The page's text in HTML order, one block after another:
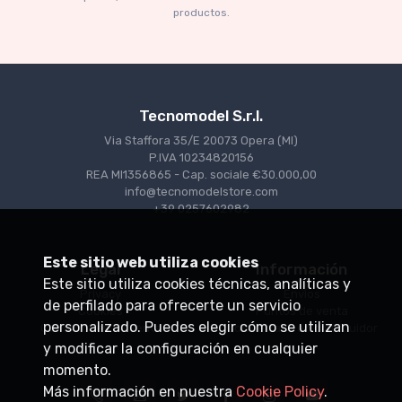
€160.55
productos.
Tecnomodel S.r.l.
Via Staffora 35/E 20073 Opera (MI)
P.IVA 10234820156
REA MI1356865 - Cap. sociale €30.000,00
info@tecnomodelstore.com
+39 0257602982
Legal
Cookies
Condiciones de venta
Información
Puntos de venta
Conviértase en distribuidor
Este sitio web utiliza cookies
Este sitio utiliza cookies técnicas, analíticas y
de perfilado para ofrecerte un servicio
personalizado. Puedes elegir cómo se utilizan
y modificar la configuración en cualquier
momento.
Más información en nuestra Cookie Policy.